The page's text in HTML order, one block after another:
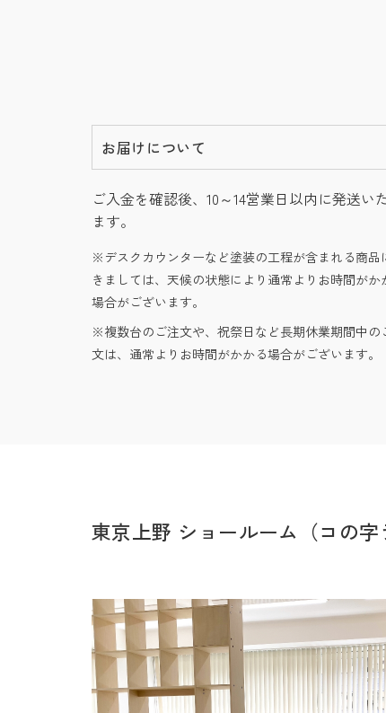
お届けについて
ご入金を確認後、10～14営業日以内に発送い
ます。
デスクカウンターなど塗装の工程が含まれる商品
きましては、天候の状態により通常よりお時間がか
場合がございます。
複数台のご注文や、祝祭日など長期休業期間中の
文は、通常よりお時間がかかる場合がございます。
東京上野 ショールーム（コの字